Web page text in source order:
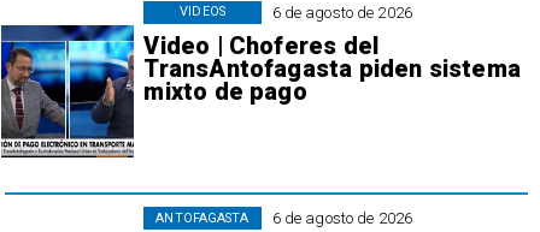
6 de agosto de 2026
Video | Choferes del
TransAntofagasta piden sistema
mixto de pago
VIDEOS
6 de agosto de 2026
ANTOFAGASTA